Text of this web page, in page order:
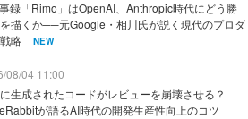
録「Rimo」はOpenAI、Anthropic時代にどう勝
描くか──元Google・相川氏が説く現代のプロダ
略
NEW
08/04 11:00
生成されたコードがレビューを崩壊させる？
が語るAI時代の開発生産性向上のコツ